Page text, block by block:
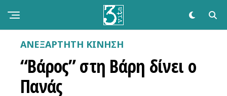
ΑΝΕΞΆΡΤΗΤΗ ΚΊΝΗΣΗ
“Βάρος” στη Βάρη δίνει ο
Πανάς